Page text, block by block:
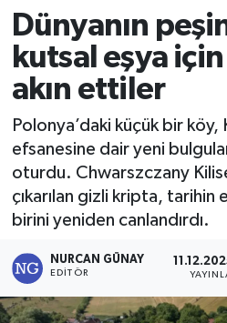
Dünyanın
kutsal eşya
akın ettiler
Polonya’daki küçük bir köy,
efsanesine dair yeni
oturdu. Chwarszczany
çıkarılan gizli kripta, tarihin
birini yeniden canlandırdı.
NURCAN GÜNAY
EDITÖR
Bölge
Çavdarhisar
Dumlupınar
Dünya
Ekonomi
Son Dakika Haberleri
Haber Arşivi